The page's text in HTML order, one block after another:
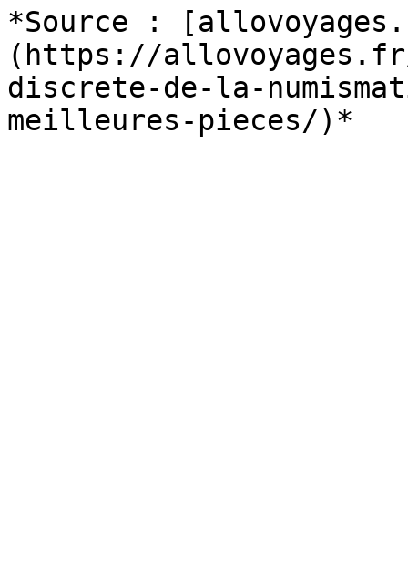
*Source :
(https://
discrete-de-la-